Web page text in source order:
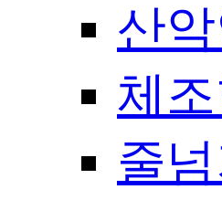
산
체조
줄